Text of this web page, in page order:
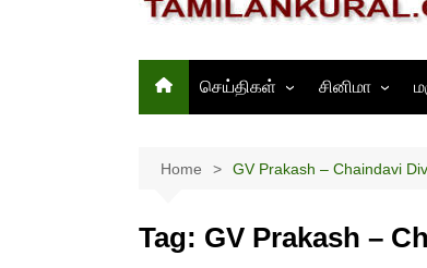
செய்திகள்
இந்தியா
சினிமா
Home GV Prakash – Chaindavi
Tag: GV Prakash –